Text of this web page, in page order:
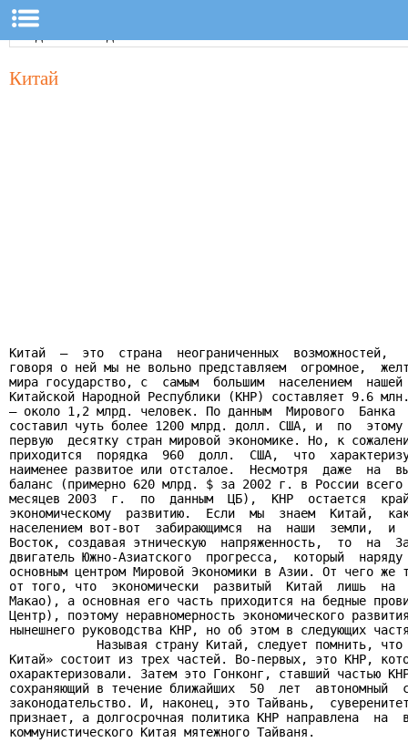
Китай
Китай  –  это  страна  неограниченных  возможностей,
говоря о ней мы не вольно представляем  огромное,
мира государство, с  самым  большим  населением
Китайской Народной Республики (КНР) составляет 9.6
– около 1,2 млрд. человек. По данным  Мирового
составил чуть более 1200 млрд. долл. США, и  по
первую  десятку стран мировой экономике. Но, к
приходится  порядка  960  долл.  США,  что
наименее развитое или отсталое.  Несмотря  даже  на
баланс (примерно 620 млрд. $ за 2002 г. в России
месяцев 2003  г.  по  данным  ЦБ),  КНР  остается
экономическому  развитию.  Если  мы  знаем  Китай,
населением вот-вот  забирающимся  на  наши  земли,  и
Восток, создавая этническую  напряженность,  то  на
двигатель Южно-Азиатского  прогресса,  который
основным центром Мировой Экономики в Азии. От чего же
от того, что  экономически  развитый  Китай  лишь  на
Макао), а основная его часть приходится на бедные
Центр), поэтому неравномерность экономического
нынешнего руководства КНР, но об этом в следующих
Называя страну Китай, следует помнить,
Китай» состоит из трех частей. Во-первых, это КНР,
охарактеризовали. Затем это Гонконг, ставший частью
сохраняющий в течение ближайших  50  лет  автономный
законодательство. И, наконец, это Тайвань,
признает, а долгосрочная политика КНР направлена  на
коммунистического Китая мятежного Тайваня.